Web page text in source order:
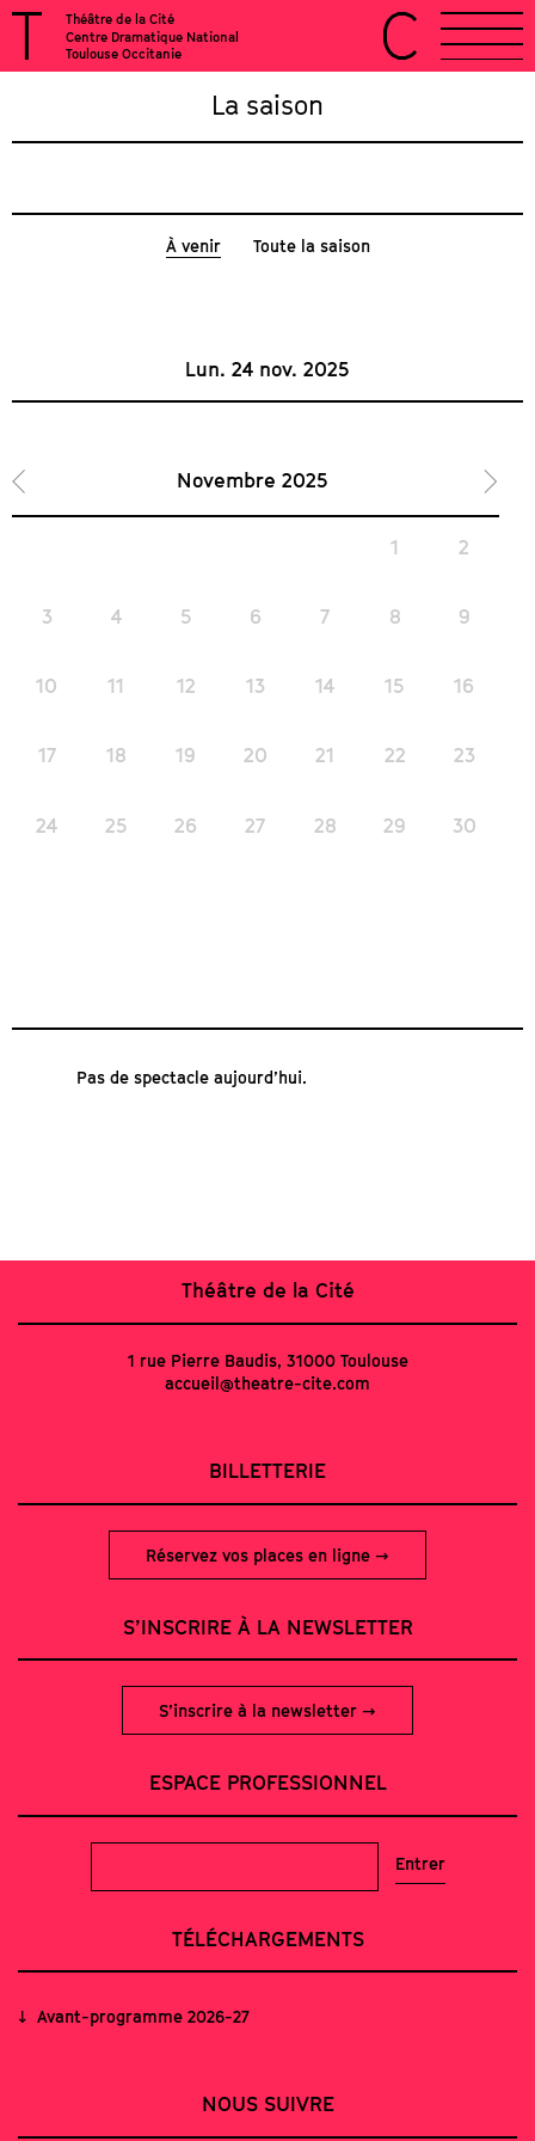
Théâtre de la Cité
Centre Dramatique National
Toulouse Occitanie
À venir Toute la saison
La saison
Lun. 24 nov. 2025
Novembre 2025
1 2
3 4 5 6 7 8 9
10 11 12 13 14 15 16
17 18 19 20 21 22 23
24 25 26 27 28 29 30
Pas de spectacle aujourd’hui.
Théâtre de la Cité
1 rue Pierre Baudis, 31000 Toulouse
accueil@theatre-cite.com
BILLETTERIE
Réservez vos places en ligne
S’INSCRIRE À LA NEWSLETTER
S’inscrire à la newsletter
ESPACE PROFESSIONNEL
TÉLÉCHARGEMENTS
Avant-programme 2026-27
NOUS SUIVRE